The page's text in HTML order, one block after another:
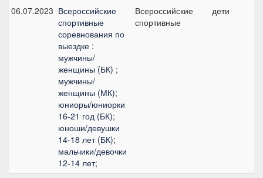
06.07.2023 Всероссийские
спортивные
соревнования по
выездке :
мужчины/
женщины (БК) ;
мужчины/
женщины (МК);
юниоры/юниорки
16-21 год (БК);
юноши/девушки
14-18 лет (БК);
мальчики/девочки
12-14 лет;
Всероссийские
спортивные
дети